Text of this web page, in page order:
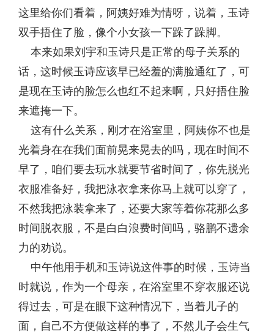
这里给你们看着，阿姨好难为情呀，说着，玉诗
双手捂住了脸，像个小女孩一下跺了跺脚。
本来如果刘宇和玉诗只是正常的母子关系的
话，这时候玉诗应该早已经羞的满脸通红了，可
是现在玉诗的脸怎么也红不起来啊，只好捂住脸
来遮掩一下。
这有什么关系，刚才在浴室里，阿姨你不也是
光着身在在我们面前晃来晃去的吗，现在时间不
早了，咱们要去玩水就要节省时间了，你先脱光
衣服准备好，我把泳衣拿来你马上就可以穿了，
不然我把泳装拿来了，还要大家等着你花那么多
时间脱衣服，不是白白浪费时间吗，骆鹏不遗余
力的劝说。
中午他用手机和玉诗说这件事的时候，玉诗当
时就说，作为一个母亲，在浴室里不穿衣服还说
得过去，可是在眼下这种情况下，当着儿子的
面，自己不方便做这样的事了，不然儿子会生气